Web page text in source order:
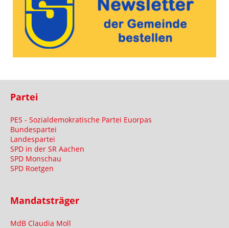
Partei
PES - Sozialdemokratische Partei Euorpas
Bundespartei
Landespartei
SPD in der SR Aachen
SPD Monschau
SPD Roetgen
Mandatsträger
MdB Claudia Moll